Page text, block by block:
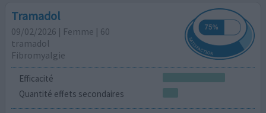
Tramadol
09/02/2026 | Femme | 60
tramadol
Fibromyalgie
Efficacité
Quantité effets secondaires